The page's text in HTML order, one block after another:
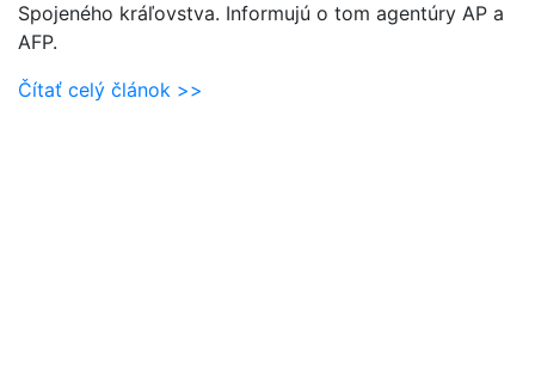
Spojeného kráľovstva. Informujú o tom agentúry AP a
AFP.
Čítať celý článok >>